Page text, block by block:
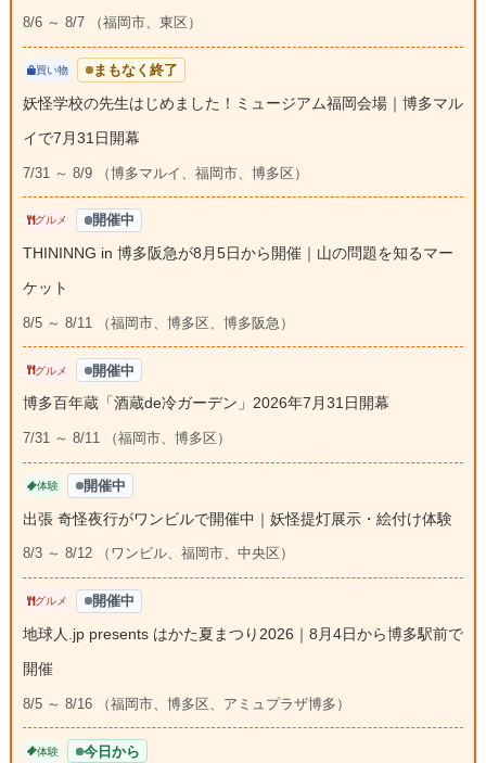
8/6 ～ 8/7 （福岡市、東区）
買い物 まもなく終了
妖怪学校の先生はじめました！ミュージアム福岡会場｜博多マル
イで7月31日開幕
7/31 ～ 8/9 （博多マルイ、福岡市、博多区）
グルメ 開催中
THININNG in 博多阪急が8月5日から開催｜山の問題を知るマー
ケット
8/5 ～ 8/11 （福岡市、博多区、博多阪急）
グルメ 開催中
博多百年蔵「酒蔵de冷ガーデン」2026年7月31日開幕
7/31 ～ 8/11 （福岡市、博多区）
体験 開催中
出張 奇怪夜行がワンビルで開催中｜妖怪提灯展示・絵付け体験
8/3 ～ 8/12 （ワンビル、福岡市、中央区）
グルメ 開催中
地球人.jp presents はかた夏まつり2026｜8月4日から博多駅前で
開催
8/5 ～ 8/16 （福岡市、博多区、アミュプラザ博多）
体験 今日から